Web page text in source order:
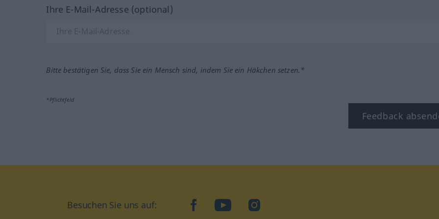
Ihre E-Mail-Adresse (optional)
Bitte bestätigen Sie, dass Sie ein Mensch sind, indem Sie ein Häkchen setzen.*
*Pflichtfeld
Feedback
Besuchen Sie uns auf: facebookYouTubeInstagram